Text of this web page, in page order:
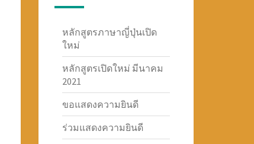
หลักสูตรภาษาญี่ปุ่นเปิด
ใหม่
หลักสูตรเปิดใหม่ มีนาคม
2021
ขอแสดงความยินดี
ร่วมแสดงความยินดี